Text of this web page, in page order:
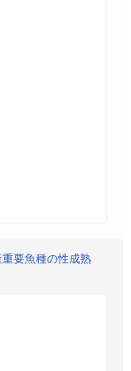
要魚種の性成熟